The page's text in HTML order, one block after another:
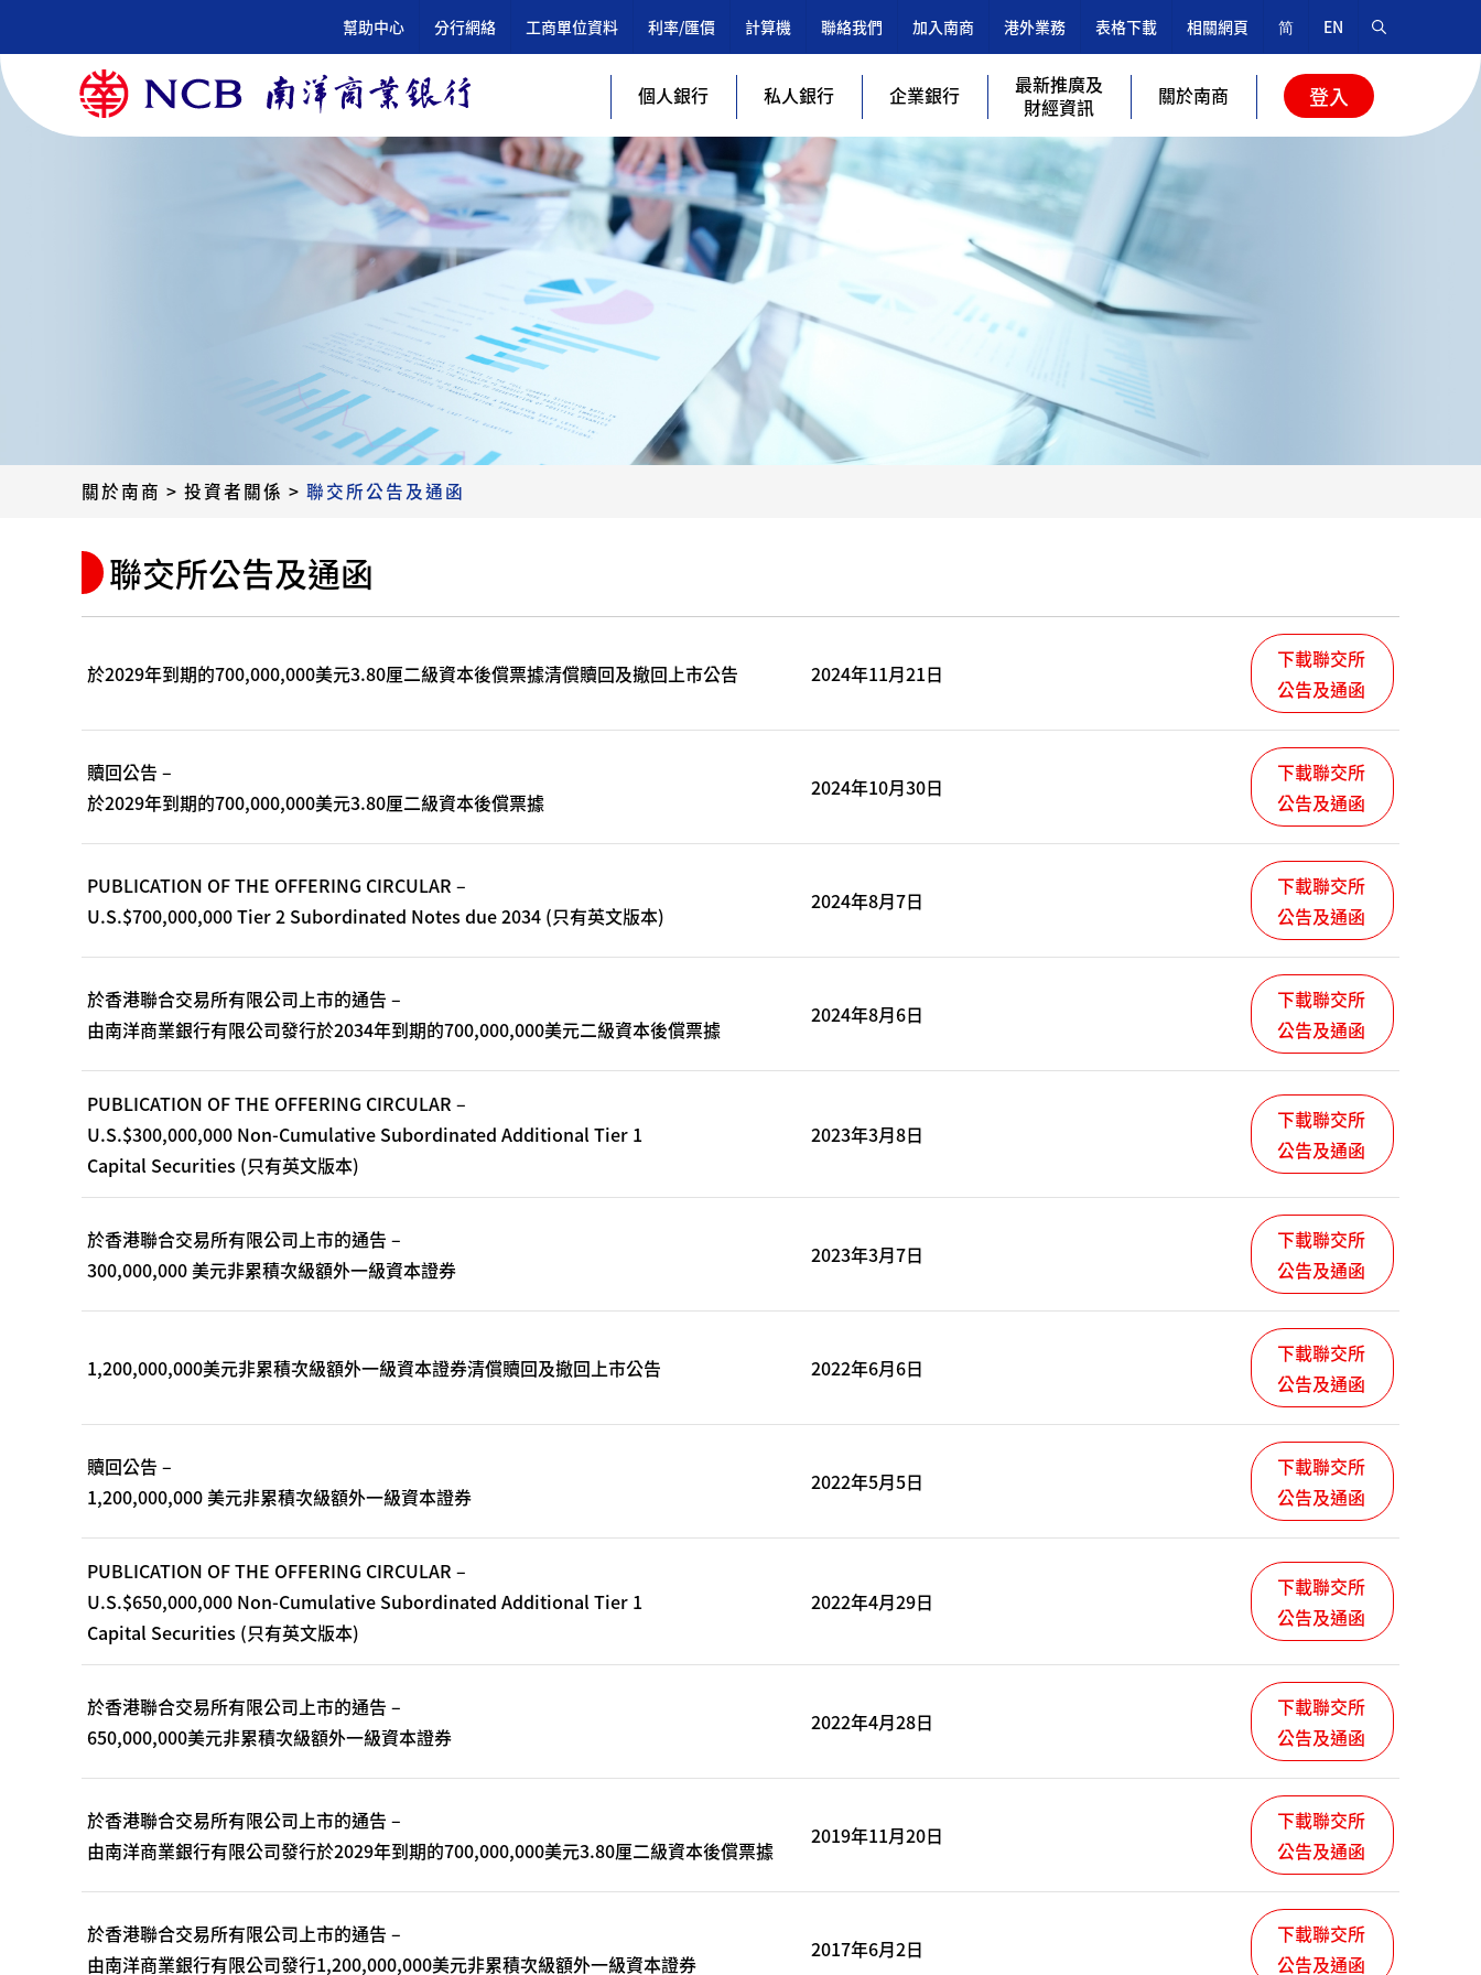
內
容
幫助中心 分行網絡 工商單位資料 利率/匯價 計算機 聯絡我們 加入南商 港外業務 表格下載 相關網頁 简 EN
個人銀行 私人銀行 企業銀行
最新推廣及
財經資訊
關於南商 登入
關於南商 > 投資者關係 > 聯交所公告及通函
聯交所公告及通函
於2029年到期的700,000,000美元3.80厘二級資本後償票據清償贖回及撤回上市公告 2024年11月21日
下載聯交所
公告及通函
贖回公告 –
於2029年到期的700,000,000美元3.80厘二級資本後償票據
2024年10月30日
下載聯交所
公告及通函
PUBLICATION OF THE OFFERING CIRCULAR –
U.S.$700,000,000 Tier 2 Subordinated Notes due 2034 (只有英文版本)
2024年8月7日
下載聯交所
公告及通函
於香港聯合交易所有限公司上市的通告 –
由南洋商業銀行有限公司發行於2034年到期的700,000,000美元二級資本後償票據
2024年8月6日
下載聯交所
公告及通函
PUBLICATION OF THE OFFERING CIRCULAR –
U.S.$300,000,000 Non-Cumulative Subordinated Additional Tier 1
Capital Securities (只有英文版本)
2023年3月8日
下載聯交所
公告及通函
於香港聯合交易所有限公司上市的通告 –
300,000,000 美元非累積次級額外一級資本證券
2023年3月7日
下載聯交所
公告及通函
1,200,000,000美元非累積次級額外一級資本證券清償贖回及撤回上市公告 2022年6月6日
下載聯交所
公告及通函
贖回公告 –
1,200,000,000 美元非累積次級額外一級資本證券
2022年5月5日
下載聯交所
公告及通函
PUBLICATION OF THE OFFERING CIRCULAR –
U.S.$650,000,000 Non-Cumulative Subordinated Additional Tier 1
Capital Securities (只有英文版本)
2022年4月29日
下載聯交所
公告及通函
於香港聯合交易所有限公司上市的通告 –
650,000,000美元非累積次級額外一級資本證券
2022年4月28日
下載聯交所
公告及通函
於香港聯合交易所有限公司上市的通告 –
由南洋商業銀行有限公司發行於2029年到期的700,000,000美元3.80厘二級資本後償票據
2019年11月20日
下載聯交所
公告及通函
於香港聯合交易所有限公司上市的通告 –
由南洋商業銀行有限公司發行1,200,000,000美元非累積次級額外一級資本證券
2017年6月2日
下載聯交所
公告及通函